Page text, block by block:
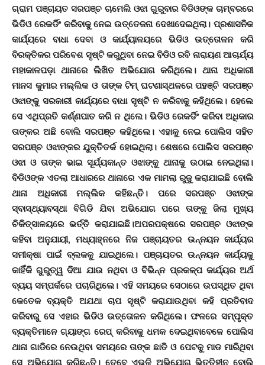
ଗ୍ରାମ ପଞ୍ଚାୟତ ସରପଞ୍ଚ ଚାମେଲି ଓଝା ଗୁରୁବାର ବିଡିଓଙ୍କ ଚାମ୍ବରରେ
ଭିଡିଓ ରେକର୍ଡିଂ କରିବାକୁ ନେଇ ଉତ୍ତେଜନା ଦେଖାଦେଇଥିଲା। ପ୍ରଶାସନିକ
କାର୍ଯ୍ୟରେ ବାଧା ଦେବା ଓ କାର୍ଯ୍ୟାଳୟରେ ଭିଡିଓ ଉତ୍ତୋଳନ କରି
ବିରକ୍ତିକର ପରିବେଶ ସୃଷ୍ଟି କରୁଥିବା ନେଇ ବିଡିଓ ରବି ନାରାୟଣ ଆଚାର୍ଯ୍ୟ
ମହାକାଳପଡ଼ା ଥାନାରେ ଲିଖିତ ଅଭିଯୋଗ କରିଥିଲେ। ଥାନା ଅଧିକାରୀ
ମାନସ କୁମାର ମଲ୍ଲିକ ଓ ତାଙ୍କ ଟିମ୍‌ ଘଟଣାସ୍ଥଳରେ ପହଞ୍ଚି ସରପଞ୍ଚ
ଓଝାଙ୍କୁ ସରକାରୀ କାର୍ଯ୍ୟରେ ବାଧା ସୃଷ୍ଟି ନ କରିବାକୁ କହିଥିଲେ। ହେଲେ
ସେ ଏଥିପ୍ରତି କର୍ଣ୍ଣପାତ କରି ନ ଥିଲେ। ଭିଡିଓ ରେକର୍ଡିଂ କରିବା ଅଧିକାର
ତାଙ୍କର ଅଛି ବୋଲି ସରପଞ୍ଚ କହିଥିଲେ। ଏହାକୁ ନେଇ ପୋଲିସ ସହିତ
ସରପଞ୍ଚ ଓଝାଙ୍କର ଯୁକ୍ତିତର୍କ ହୋଇଥିଲା। ଶେଷରେ ପୋଲିସ ସରପଞ୍ଚ
ଓଝା ଓ ତାଙ୍କ ଭାଇ ସୂର୍ଯ୍ୟକାନ୍ତ ଓଝାଙ୍କୁ ଥାନାକୁ ଉଠାଇ ନେଇଥିଲା।
ବିଡିଓଙ୍କ ଏତଲା ଆଧାରରେ ଥାନାରେ ଏକ ମାମଲା ରୁଜୁ କରାଯାଇଛି ବୋଲି
ଥାନା ଅଧିକାରୀ ମଲ୍ଲିକ କହିଛନ୍ତି। ପରେ ସରପଞ୍ଚ ଓଝାଙ୍କ
ସ୍ବାସ୍ଥ୍ୟାବସ୍ଥା ବିଗିଡି ଯିବା ଅଭିଯୋଗ ପରେ ତାଙ୍କୁ ଜିଲା ମୁଖ୍ୟ
ଚିକିତ୍ସାଳୟରେ ଭର୍ତ୍ତି କରାଯାଇଛି।ଅପରପକ୍ଷରେ ସରପଞ୍ଚ ଓଝାଙ୍କ
କହିବା ଅନୁଯାୟୀ, ମଧ୍ୟାହ୍ନରେ ନିଜ ପଞ୍ଚାୟତର ଉନ୍ନୟନ କାର୍ଯ୍ୟର
ସମୀକ୍ଷା ପାଇଁ ବ୍ଲକକୁ ଯାଇଥିଲେ। ପଞ୍ଚାୟତର ଉନ୍ନୟନ କାର୍ଯ୍ୟକୁ
କାହିଁକି ଗୁରୁତ୍ୱ ଦିଆ ଯାଉ ନଥିବା ଓ ବିଭିନ୍ନ ପ୍ରକଳ୍ପ କାର୍ଯ୍ୟର ଅର୍ଥ
ବ୍ୟୟ ସମ୍ପର୍କରେ ପଚାରିଥିଲେ। ଏହି ସମୟରେ ସେଠାରେ ଉପସ୍ଥିତ ଥିବା
କେତେକ ବ୍ୟକ୍ତି ଅଯଥା ଚାପ ସୃଷ୍ଟି କରାଯାଉଥିବା କହି ପ୍ରତିବାଦ
କରିବାରୁ ସେ ଏହାର ଭିଡିଓ ଉତ୍ତୋଳନ କରିଥିଲେ। ଫଳରେ ସମ୍ପୃକ୍ତ
ବ୍ୟକ୍ତିମାନେ ଗ୍ୟାଙ୍ଗ ରେପ୍‌ କରିବାକୁ ଧମକ ଦେଇଥିବାବେଳେ ପୋଲିସ
ଥାନା ଗାଡିରେ ନେଉଥିବା ସମୟରେ ତାଙ୍କ ଛାତି ଓ ପେଟକୁ ମାଡ ମାରିଥିବା
ସେ ଅଭିଯୋଗ କରିଛନ୍ତି। ତେବେ ଏଭଳି ଅଭିଯୋଗ ଭିତ୍ତିହୀନ ବୋଲି